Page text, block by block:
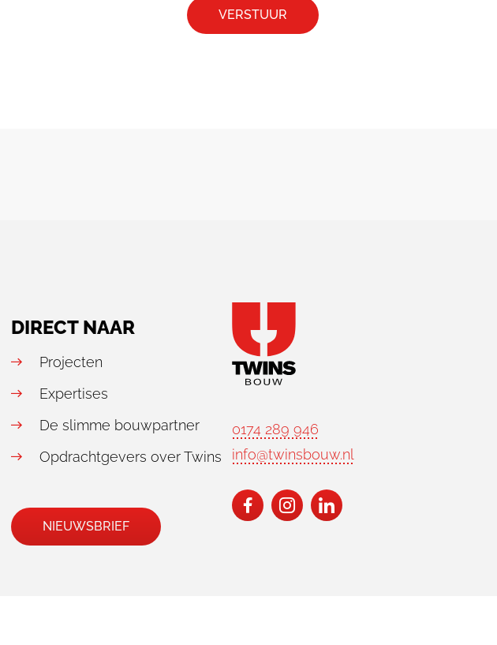
VERSTUUR
DIRECT NAAR
Projecten
Expertises
De slimme bouwpartner
Opdrachtgevers over Twins
NIEUWSBRIEF
0174 289 946
info@twinsbouw.nl